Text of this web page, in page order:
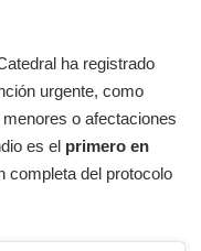
ha registrado
urgente, como
o afectaciones
es el primero en
completa del protocolo